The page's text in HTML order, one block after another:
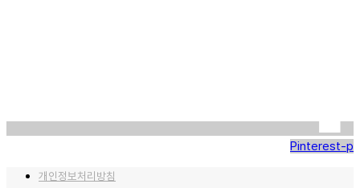
Pinterest-p
개인정보처리방침